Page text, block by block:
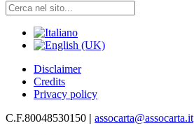
Disclaimer
Credits
Privacy policy
C.F.80048530150 | assocarta@assocarta.it